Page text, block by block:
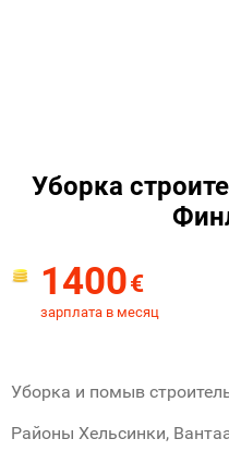
Уборка
1400€
зарплата в месяц
Уборка и помыв
Районы Хельсинки,